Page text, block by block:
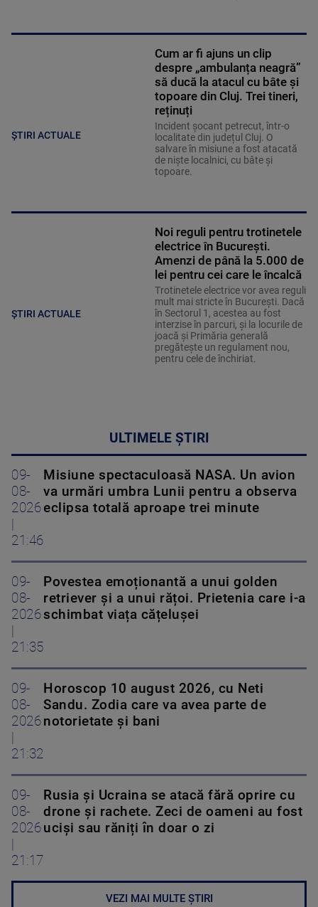
ȘTIRI ACTUALE
Cum ar fi ajuns un clip
despre „ambulanța neagră”
să ducă la atacul cu bâte și
topoare din Cluj. Trei tineri,
reținuți
Incident șocant petrecut, într-o
localitate din județul Cluj. O
salvare în misiune a fost atacată
de niște localnici, cu bâte și
topoare.
ȘTIRI ACTUALE
Noi reguli pentru trotinetele
electrice în București.
Amenzi de până la 5.000 de
lei pentru cei care le încalcă
Trotinetele electrice vor avea reguli
mult mai stricte în București. Dacă
în Sectorul 1, acestea au fost
interzise în parcuri, și la locurile de
joacă și Primăria generală
pregătește un regulament nou,
pentru cele de închiriat.
ULTIMELE ȘTIRI
09-
08-
2026
21:46
Misiune spectaculoasă NASA. Un avion
va urmări umbra Lunii pentru a observa
eclipsa totală aproape trei minute
09-
08-
2026
21:35
Povestea emoționantă a unui golden
retriever și a unui rățoi. Prietenia care i-a
schimbat viața cățelușei
09-
08-
2026
21:32
Horoscop 10 august 2026, cu Neti
Sandu. Zodia care va avea parte de
notorietate și bani
09-
08-
2026
21:17
Rusia și Ucraina se atacă fără oprire cu
drone și rachete. Zeci de oameni au fost
uciși sau răniți în doar o zi
VEZI MAI MULTE ȘTIRI